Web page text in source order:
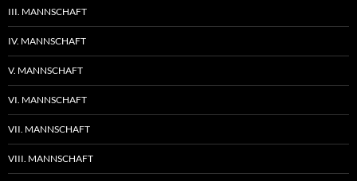
III. MANNSCHAFT
IV. MANNSCHAFT
V. MANNSCHAFT
VI. MANNSCHAFT
VII. MANNSCHAFT
VIII. MANNSCHAFT